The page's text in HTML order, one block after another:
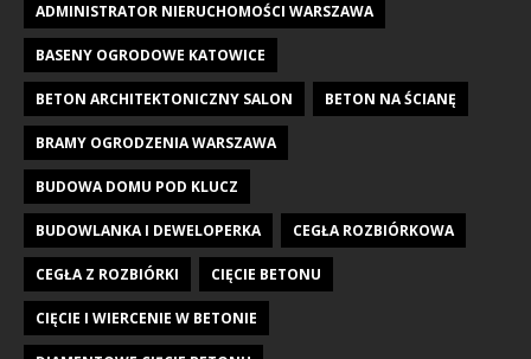
ADMINISTRATOR NIERUCHOMOŚCI WARSZAWA
BASENY OGRODOWE KATOWICE
BETON ARCHITEKTONICZNY SALON BETON NA ŚCIANĘ
BRAMY OGRODZENIA WARSZAWA
BUDOWA DOMU POD KLUCZ
BUDOWLANKA I DEWELOPERKA CEGŁA ROZBIÓRKOWA
CEGŁA Z ROZBIÓRKI CIĘCIE BETONU
CIĘCIE I WIERCENIE W BETONIE